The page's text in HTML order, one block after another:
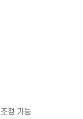
정 가능